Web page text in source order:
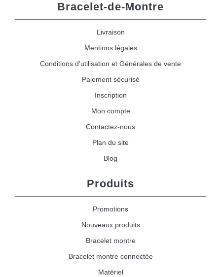
Bracelet-de-Montre
Livraison
Mentions légales
Conditions d'utilisation et Générales de vente
Paiement sécurisé
Inscription
Mon compte
Contactez-nous
Plan du site
Blog
Produits
Promotions
Nouveaux produits
Bracelet montre
Bracelet montre connectée
Matériel